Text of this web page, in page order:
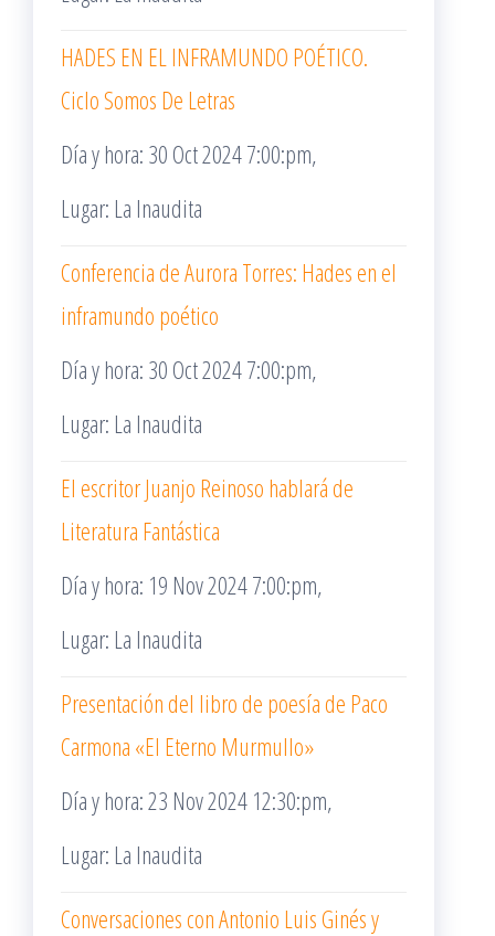
HADES EN EL INFRAMUNDO POÉTICO.
Ciclo Somos De Letras
Día y hora: 30 Oct 2024 7:00:pm,
Lugar: La Inaudita
Conferencia de Aurora Torres: Hades en el
inframundo poético
Día y hora: 30 Oct 2024 7:00:pm,
Lugar: La Inaudita
El escritor Juanjo Reinoso hablará de
Literatura Fantástica
Día y hora: 19 Nov 2024 7:00:pm,
Lugar: La Inaudita
Presentación del libro de poesía de Paco
Carmona «El Eterno Murmullo»
Día y hora: 23 Nov 2024 12:30:pm,
Lugar: La Inaudita
Conversaciones con Antonio Luis Ginés y